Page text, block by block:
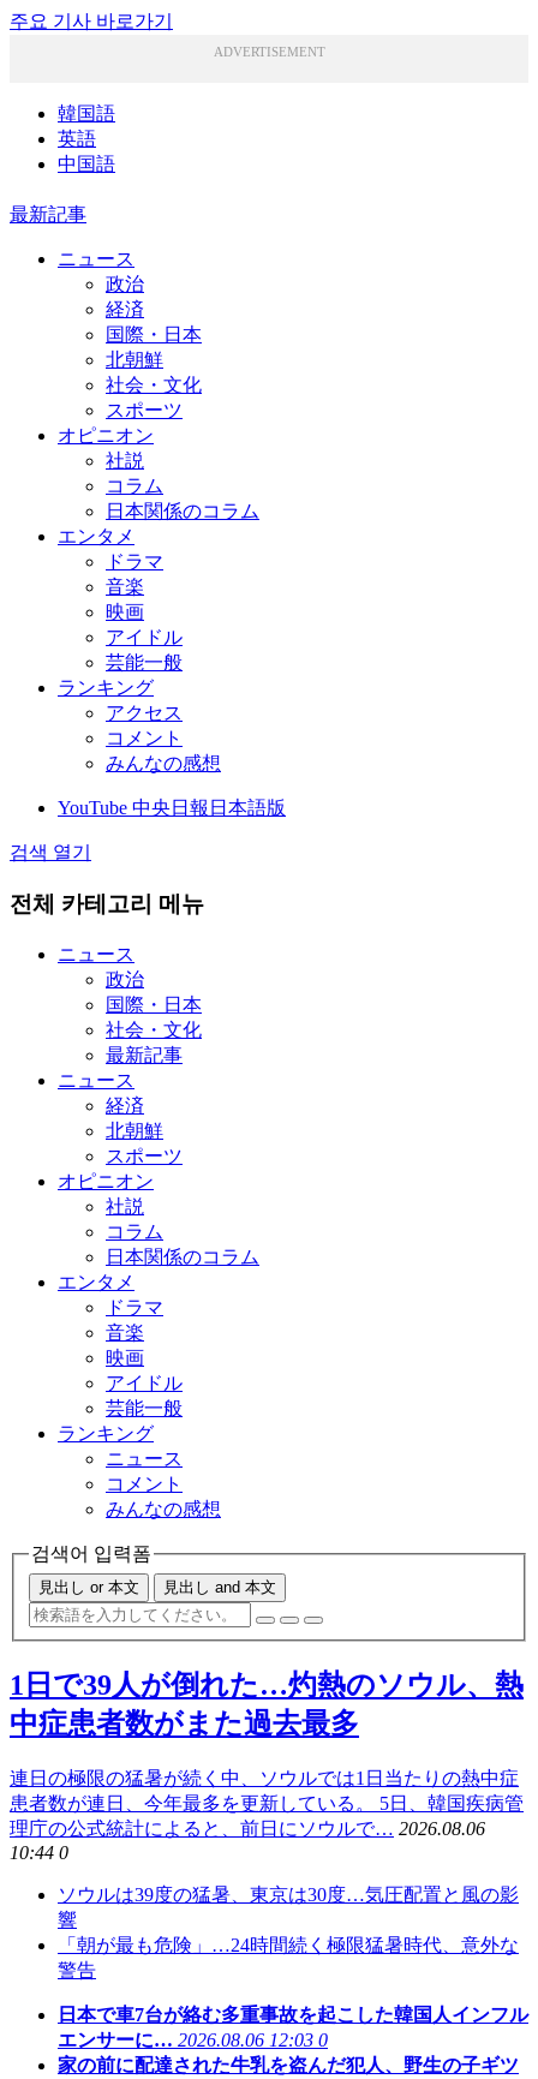
주요 기사 바로가기
ADVERTISEMENT
韓国語
英語
中国語
最新記事
ニュース
政治
経済
国際・日本
北朝鮮
社会・文化
スポーツ
オピニオン
社説
コラム
日本関係のコラム
エンタメ
ドラマ
音楽
映画
アイドル
芸能一般
ランキング
アクセス
コメント
みんなの感想
YouTube 中央日報日本語版
검색 열기
전체 카테고리 메뉴
ニュース
政治
国際・日本
社会・文化
最新記事
ニュース
経済
北朝鮮
スポーツ
オピニオン
社説
コラム
日本関係のコラム
エンタメ
ドラマ
音楽
映画
アイドル
芸能一般
ランキング
ニュース
コメント
みんなの感想
검색어 입력폼
見出し or 本文 見出し and 本文
1日で39人が倒れた…灼熱のソウル、熱
中症患者数がまた過去最多
連日の極限の猛暑が続く中、ソウルでは1日当たりの熱中症
患者数が連日、今年最多を更新している。 5日、韓国疾病管
理庁の公式統計によると、前日にソウルで… 2026.08.06
10:44 0
ソウルは39度の猛暑、東京は30度…気圧配置と風の影
響
「朝が最も危険」…24時間続く極限猛暑時代、意外な
警告
日本で車7台が絡む多重事故を起こした韓国人インフル
エンサーに… 2026.08.06 12:03 0
家の前に配達された牛乳を盗んだ犯人、野生の子ギツ